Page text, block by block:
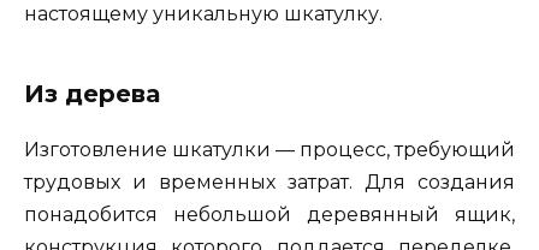
настоящему уникальную шкатулку.
Из дерева
Изготовление шкатулки — процесс, требующий
трудовых и временных затрат. Для создания
понадобится небольшой деревянный ящик,